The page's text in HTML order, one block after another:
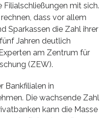
mit sich.
dass vor allem
Sparkassen die Zahl ihrer
Jahren deutlich
am Zentrum für
(ZEW).
Bankfilialen in
Die wachsende Zahl
kann die Masse